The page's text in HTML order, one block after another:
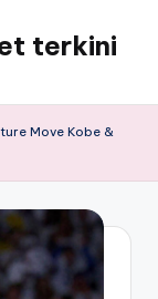
terkini
Move Kobe &